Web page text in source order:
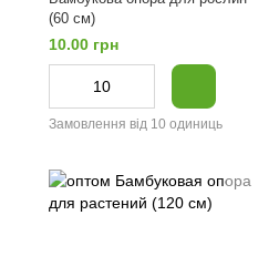
(60 см)
10.00 грн
Замовлення від 10 одиниць